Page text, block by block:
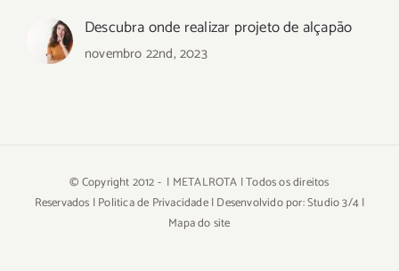
Descubra onde realizar projeto de alçapão
novembro 22nd, 2023
© Copyright 2012 - | METALROTA | Todos os direitos
Reservados |Politica de Privacidade| Desenvolvido por:Studio 3/4|
Mapa do site